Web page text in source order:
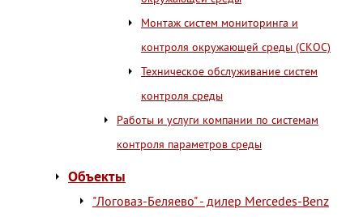
Монтаж систем мониторинга и
контроля окружающей среды (СКОС)
Техническое обслуживание систем
контроля среды
Работы и услуги компании по системам
контроля параметров среды
Объекты
"Логоваз-Беляево" - дилер Mercedes-Benz